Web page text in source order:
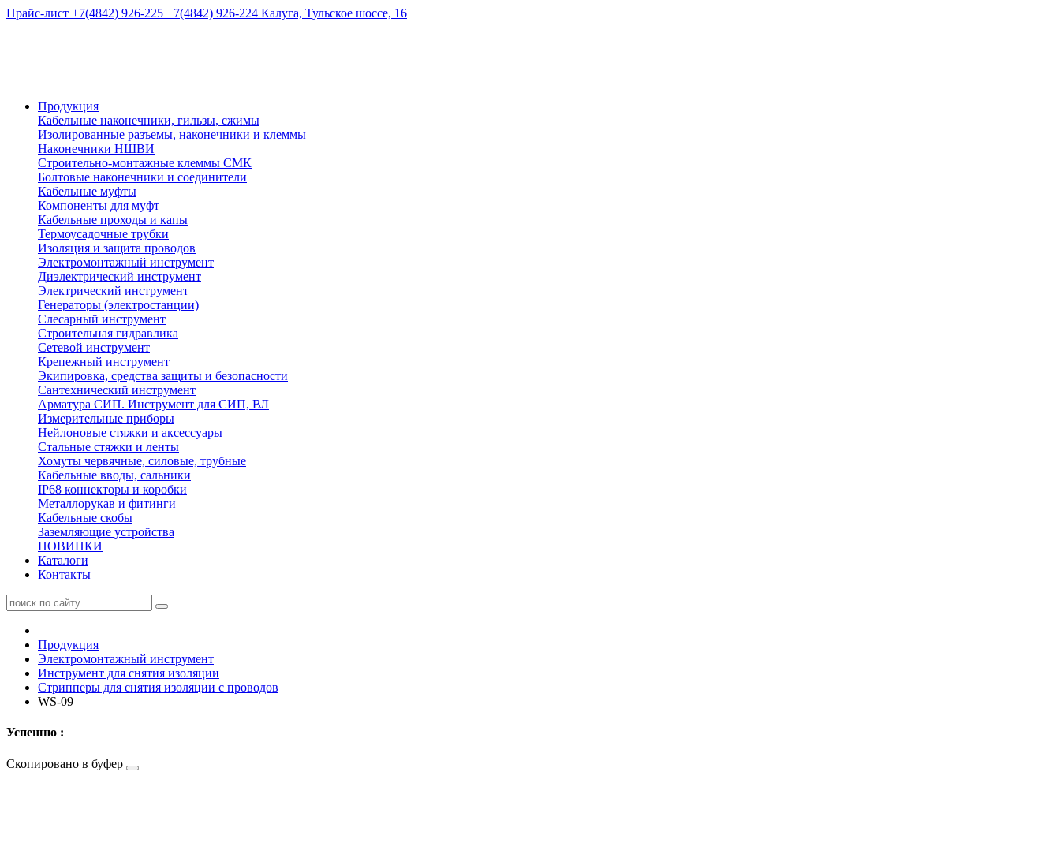
Прайс-лист +7(4842) 926-225 +7(4842) 926-224 Калуга, Тульское шоссе, 16
Продукция
Кабельные наконечники, гильзы, сжимы
Изолированные разъемы, наконечники и клеммы
Наконечники НШВИ
Строительно-монтажные клеммы СМК
Болтовые наконечники и соединители
Кабельные муфты
Компоненты для муфт
Кабельные проходы и капы
Термоусадочные трубки
Изоляция и защита проводов
Электромонтажный инструмент
Диэлектрический инструмент
Электрический инструмент
Генераторы (электростанции)
Слесарный инструмент
Строительная гидравлика
Сетевой инструмент
Крепежный инструмент
Экипировка, средства защиты и безопасности
Сантехнический инструмент
Арматура СИП. Инструмент для СИП, ВЛ
Измерительные приборы
Нейлоновые стяжки и аксессуары
Стальные стяжки и ленты
Хомуты червячные, силовые, трубные
Кабельные вводы, сальники
IP68 коннекторы и коробки
Металлорукав и фитинги
Кабельные скобы
Заземляющие устройства
НОВИНКИ
Каталоги
Контакты
Продукция
Электромонтажный инструмент
Инструмент для снятия изоляции
Cтрипперы для снятия изоляции с проводов
WS-09
Успешно :
Скопировано в буфер